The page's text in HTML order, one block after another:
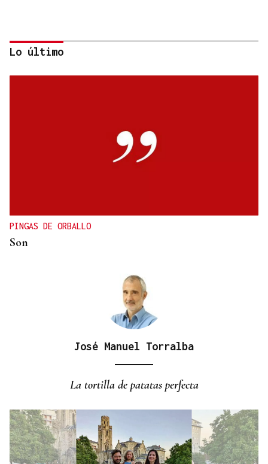
Lo último
PINGAS DE ORBALLO
Son
José Manuel Torralba
La tortilla de patatas perfecta